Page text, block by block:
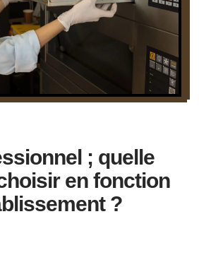
; quelle
en fonction
?